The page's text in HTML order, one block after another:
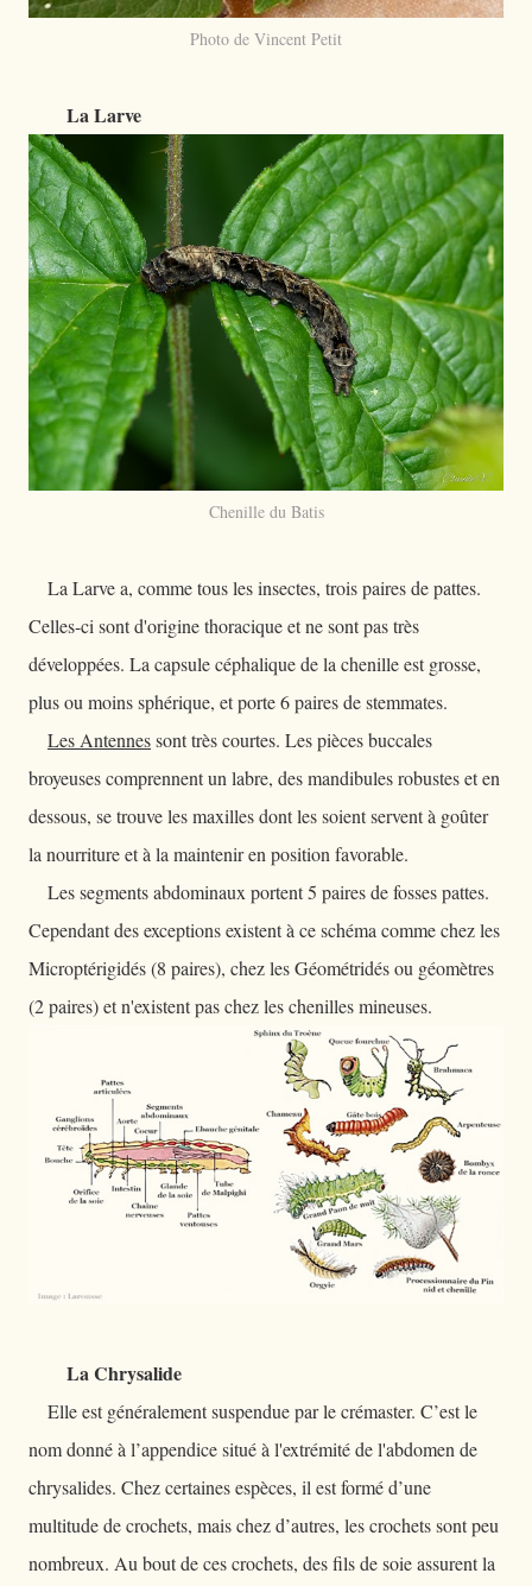
Photo de Vincent Petit
La Larve
Chenille du Batis
La Larve a, comme tous les insectes, trois paires de pattes.
Celles-ci sont d'origine thoracique et ne sont pas très
développées. La capsule céphalique de la chenille est grosse,
plus ou moins sphérique, et porte 6 paires de stemmates.
Les Antennessont très courtes. Les pièces buccales
broyeuses comprennent un labre, des mandibules robustes et en
dessous, se trouve les maxilles dont les soient servent à goûter
la nourriture et à la maintenir en position favorable.
Les segments abdominaux portent 5 paires de fosses pattes.
Cependant des exceptions existent à ce schéma comme chez les
Microptérigidés (8 paires), chez les Géométridés ou géomètres
(2 paires) et n'existent pas chez les chenilles mineuses.
La Chrysalide
Elle est généralement suspendue par le crémaster. C’est le
nom donné à l’appendice situé à l'extrémité de l'abdomen de
chrysalides. Chez certaines espèces, il est formé d’une
multitude de crochets, mais chez d’autres, les crochets sont peu
nombreux. Au bout de ces crochets, des fils de soie assurent la